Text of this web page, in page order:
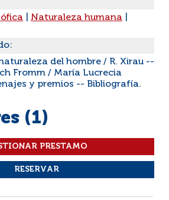
Naturaleza humana
del hombre / R. Xirau --
Fromm / María Lucrecia
y premios -- Bibliografía.
(1)